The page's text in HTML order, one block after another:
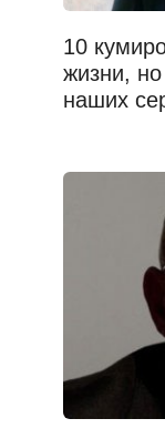
10
жизни, но
наших